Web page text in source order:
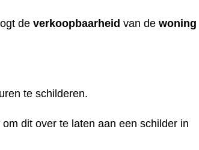
deverkoopbaarheid van dewoning
te schilderen.
dit over te laten aan een schilder in